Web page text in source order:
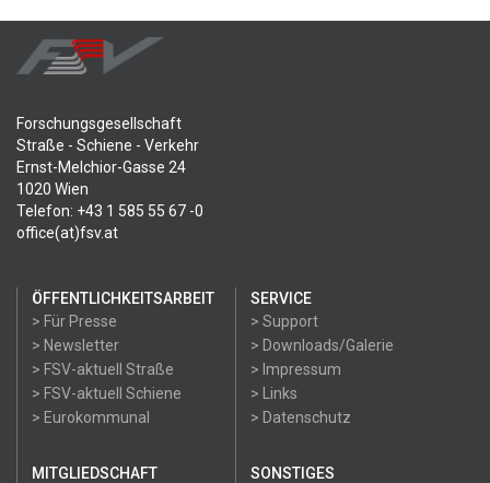
Forschungsgesellschaft
Straße - Schiene - Verkehr
Ernst-Melchior-Gasse 24
1020 Wien
Telefon: +43 1 585 55 67 -0
office(at)fsv.at
ÖFFENTLICHKEITSARBEIT
> Für Presse
> Newsletter
> FSV-aktuell Straße
> FSV-aktuell Schiene
> Eurokommunal
SERVICE
> Support
> Downloads/Galerie
> Impressum
> Links
> Datenschutz
MITGLIEDSCHAFT SONSTIGES